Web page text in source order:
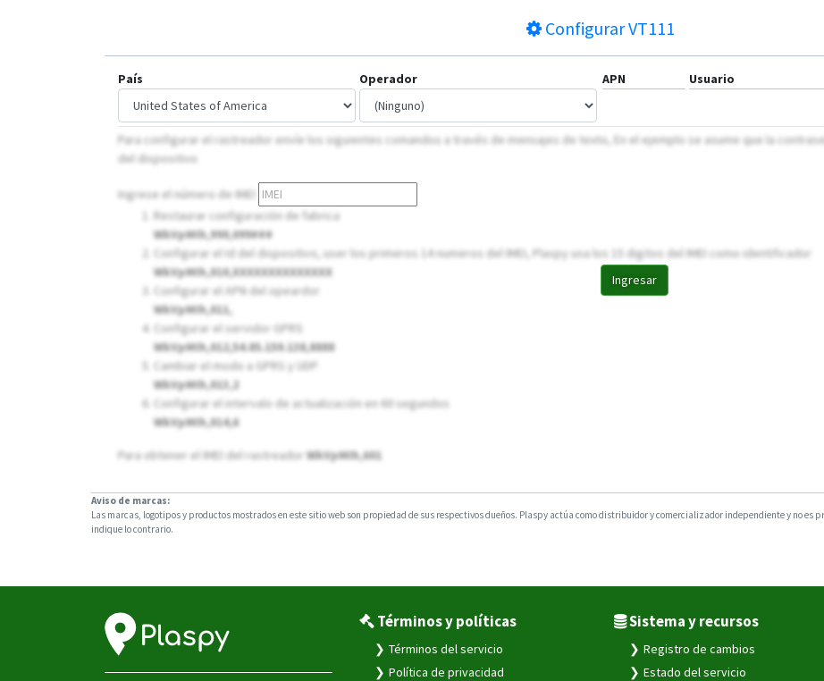
ConfigurarVT111
País Operador APN Usuario
Ingresar
Para configurar el rastreador envíe los siguientes comandos a través de mensajes de texto, En el ejemplo se asume que la
del dispositivo
Ingrese el número de IMEI
Restaurar configuración de fabrica
WkVpMIh,990,099###
Configurar el Id del dispositivo, user los primeros 14 numeros del IMEI, Plaspy usa los 15 digitos del IMEI como identificador
WkVpMIh,010,XXXXXXXXXXXXXX
Configurar el APN del opeardor
WkVpMIh,011,
Configurar el servidor GPRS
WkVpMIh,012,54.85.159.138,8888
Cambiar el modo a GPRS y UDP
WkVpMIh,013,2
Configurar el intervalo de actualización en 60 segundos
WkVpMIh,014,6
Para obtener el IMEI del rastreador WkVpMIh,601
Aviso de marcas:
Las marcas, logotipos y productos mostrados en este sitio web son propiedad de sus respectivos dueños. Plaspy actúa como distribuidor y comercializador independiente y no
indique lo contrario.
Términos y políticas
Términos del servicio
Política de privacidad
Sistema y recursos
Registro de cambios
Estado del servicio